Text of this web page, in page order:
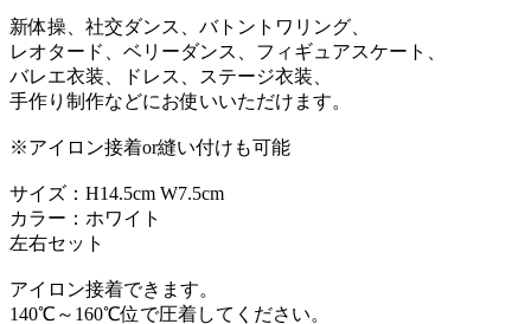
新体操、社交ダンス、バトントワリング、
レオタード、ベリーダンス、フィギュアスケート、
バレエ衣装、ドレス、ステージ衣装、
手作り制作などにお使いいただけます。
※アイロン接着or縫い付けも可能
サイズ：H14.5cm W7.5cm
カラー：ホワイト
左右セット
アイロン接着できます。
140℃～160℃位で圧着してください。